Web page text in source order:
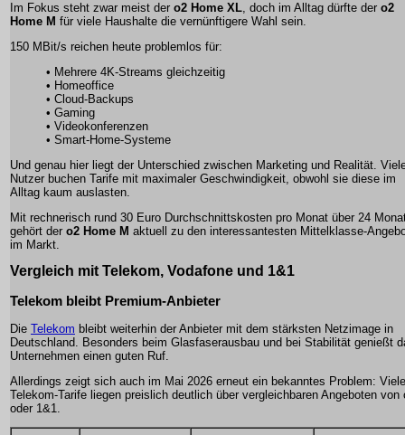
Im Fokus steht zwar meist der o2 Home XL, doch im Alltag dürfte der o2
Home M für viele Haushalte die vernünftigere Wahl sein.
150 MBit/s reichen heute problemlos für:
• Mehrere 4K-Streams gleichzeitig
• Homeoffice
• Cloud-Backups
• Gaming
• Videokonferenzen
• Smart-Home-Systeme
Und genau hier liegt der Unterschied zwischen Marketing und Realität.
Nutzer buchen Tarife mit maximaler Geschwindigkeit, obwohl sie diese im
Alltag kaum auslasten.
Mit rechnerisch rund 30 Euro Durchschnittskosten pro Monat über 24
gehört der o2 Home M aktuell zu den interessantesten Mittelklasse-
im Markt.
Vergleich mit Telekom, Vodafone und 1&1
Telekom bleibt Premium-Anbieter
Die Telekom bleibt weiterhin der Anbieter mit dem stärksten Netzimage in
Deutschland. Besonders beim Glasfaserausbau und bei Stabilität genießt
Unternehmen einen guten Ruf.
Allerdings zeigt sich auch im Mai 2026 erneut ein bekanntes Problem: Viele
Telekom-Tarife liegen preislich deutlich über vergleichbaren Angeboten von
oder 1&1.